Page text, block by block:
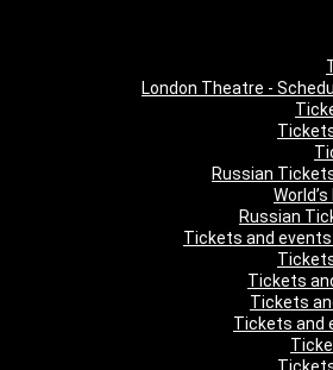
London Theatre -
Russian
Russian
Tickets and
Tickets
Tickets
Tickets and